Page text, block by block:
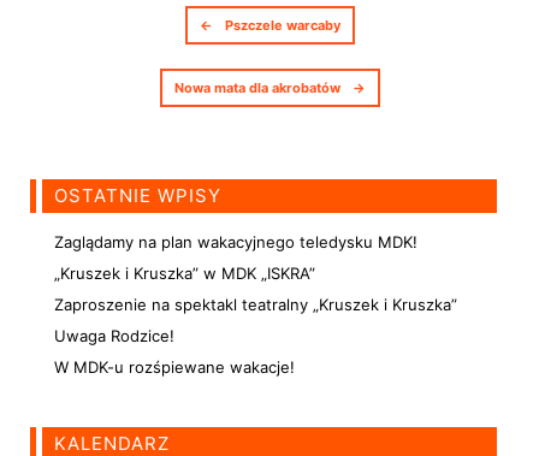
Nawigacja postów
← Pszczele warcaby
Nowa mata dla akrobatów →
OSTATNIE WPISY
Zaglądamy na plan wakacyjnego teledysku MDK!
„Kruszek i Kruszka” w MDK „ISKRA”
Zaproszenie na spektakl teatralny „Kruszek i Kruszka”
Uwaga Rodzice!
W MDK-u rozśpiewane wakacje!
KALENDARZ